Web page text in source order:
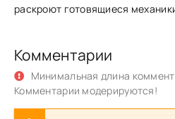
раскроют готовящиеся
Комментарии
Минимальная длина
Комментарии модерируются!